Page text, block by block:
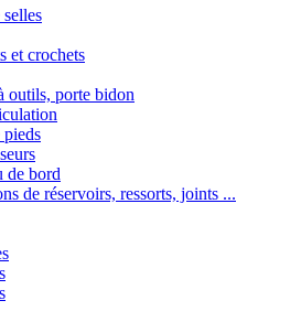
et crochets
outils, porte bidon
pieds
de bord
de réservoirs, ressorts, joints ...